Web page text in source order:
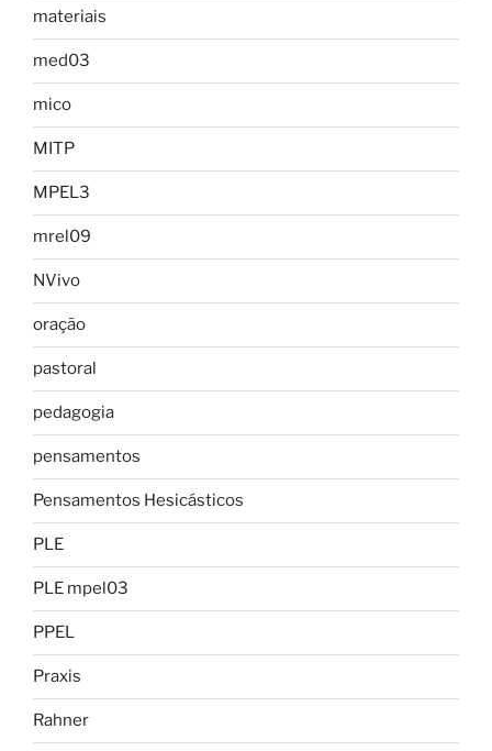
materiais
med03
mico
MITP
MPEL3
mrel09
NVivo
oração
pastoral
pedagogia
pensamentos
Pensamentos Hesicásticos
PLE
PLE mpel03
PPEL
Praxis
Rahner